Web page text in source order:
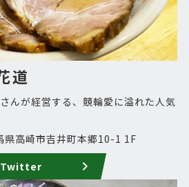
道
んが経営する、競輪愛に溢れた人気
高崎市吉井町本郷10-1 1F
Twitter